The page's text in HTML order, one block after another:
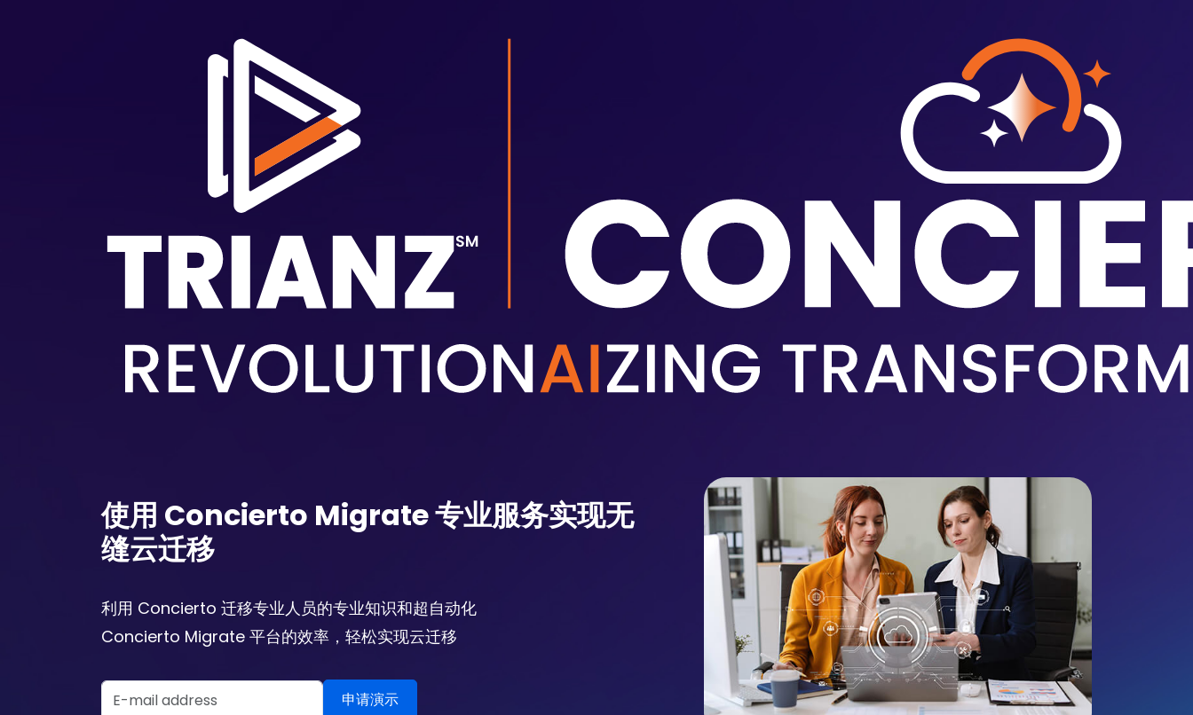
使用 Concierto Migrate 专业服务实现无
缝云迁移
利用 Concierto 迁移专业人员的专业知识和超自动化
Concierto Migrate 平台的效率，轻松实现云迁移
申请演示
Email Address